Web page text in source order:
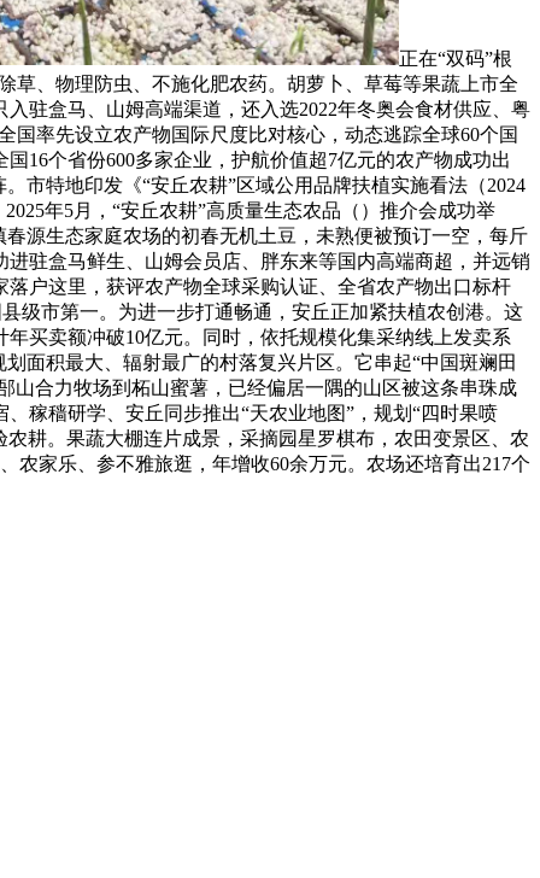
正在“双码”根
草、物理防虫、不施化肥农药。胡萝卜、草莓等果蔬上市全
驻盒马、山姆高端渠道，还入选2022年冬奥会食材供应、粤
国率先设立农产物国际尺度比对核心，动态逃踪全球60个国
16个省份600多家企业，护航价值超7亿元的农产物成功出
市特地印发《“安丘农耕”区域公用品牌扶植实施看法（2024
年5月，“安丘农耕”高质量生态农品（）推介会成功举
源生态家庭农场的初春无机土豆，未熟便被预订一空，每斤
驻盒马鲜生、山姆会员店、胖东来等国内高端商超，并远销
户这里，获评农产物全球采购认证、全省农产物出口标杆
级市第一。为进一步打通畅通，安丘正加紧扶植农创港。这
买卖额冲破10亿元。同时，依托规模化集采纳线上发卖系
面积最大、辐射最广的村落复兴片区。它串起“中国斑斓田
山合力牧场到柘山蜜薯，已经偏居一隅的山区被这条串珠成
稼穑研学、安丘同步推出“天农业地图”，规划“四时果喷
耕。果蔬大棚连片成景，采摘园星罗棋布，农田变景区、农
农家乐、参不雅旅逛，年增收60余万元。农场还培育出217个